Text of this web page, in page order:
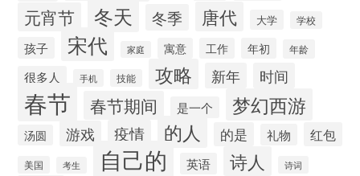
元宵节 冬天 冬季 唐代 大学 学校
孩子 宋代 家庭 寓意 工作 年初 年龄
很多人 手机 技能 攻略 新年 时间
春节 春节期间 是一个 梦幻西游
汤圆 游戏 疫情 的人 的是 礼物 红包
美国 考生 自己的 英语 诗人 诗词